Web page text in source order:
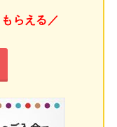
らえる／